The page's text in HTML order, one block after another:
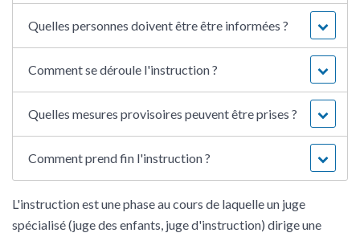
Quelles personnes doivent être être informées ?
Comment se déroule l'instruction ?
Quelles mesures provisoires peuvent être prises ?
Comment prend fin l'instruction ?
L'instruction est une phase au cours de laquelle un juge
spécialisé (juge des enfants, juge d'instruction) dirige une